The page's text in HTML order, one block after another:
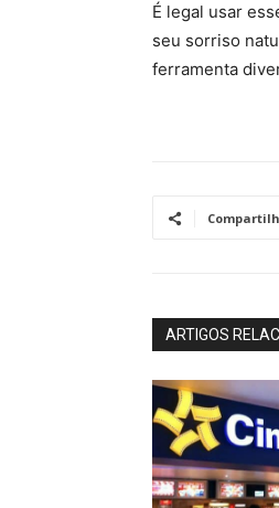
É legal usar
seu sorriso
ferramenta
ARTIGOS